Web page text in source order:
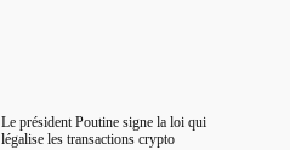
Le président Poutine signe la loi qui
légalise les transactions crypto